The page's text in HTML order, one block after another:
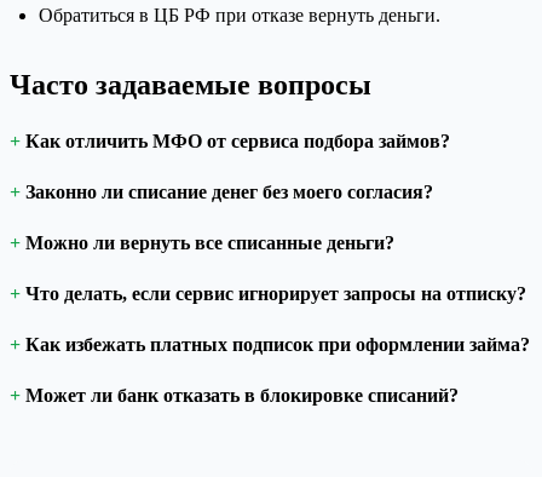
Обратиться в ЦБ РФ при отказе вернуть деньги.
Часто задаваемые вопросы
Как отличить МФО от сервиса подбора займов?
Законно ли списание денег без моего согласия?
Можно ли вернуть все списанные деньги?
Что делать, если сервис игнорирует запросы на отписку?
Как избежать платных подписок при оформлении займа?
Может ли банк отказать в блокировке списаний?